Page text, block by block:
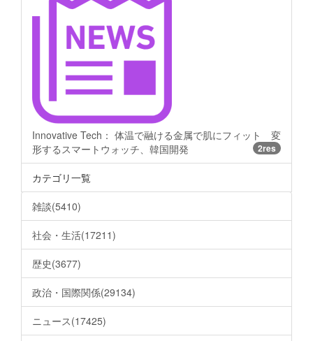
Innovative Tech： 体温で融ける金属で肌にフィット 変
形するスマートウォッチ、韓国開発
2res
カテゴリ一覧
雑談(5410)
社会・生活(17211)
歴史(3677)
政治・国際関係(29134)
ニュース(17425)